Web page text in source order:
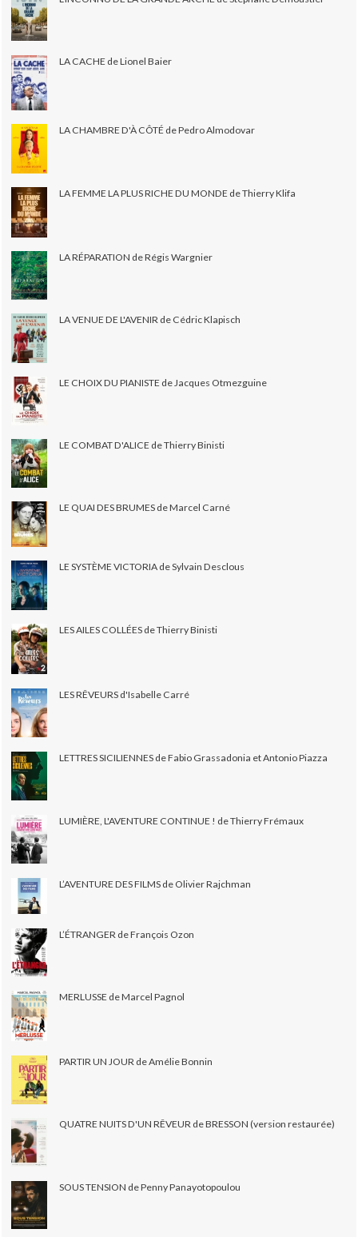
LA CACHE de Lionel Baier
LA CHAMBRE D'À CÔTÉ de Pedro Almodovar
LA FEMME LA PLUS RICHE DU MONDE de Thierry Klifa
LA RÉPARATION de Régis Wargnier
LA VENUE DE L'AVENIR de Cédric Klapisch
LE CHOIX DU PIANISTE de Jacques Otmezguine
LE COMBAT D'ALICE de Thierry Binisti
LE QUAI DES BRUMES de Marcel Carné
LE SYSTÈME VICTORIA de Sylvain Desclous
LES AILES COLLÉES de Thierry Binisti
LES RÊVEURS d'Isabelle Carré
LETTRES SICILIENNES de Fabio Grassadonia et Antonio Piazza
LUMIÈRE, L'AVENTURE CONTINUE ! de Thierry Frémaux
L’AVENTURE DES FILMS de Olivier Rajchman
L’ÉTRANGER de François Ozon
MERLUSSE de Marcel Pagnol
PARTIR UN JOUR de Amélie Bonnin
QUATRE NUITS D'UN RÊVEUR de BRESSON (version restaurée)
SOUS TENSION de Penny Panayotopoulou